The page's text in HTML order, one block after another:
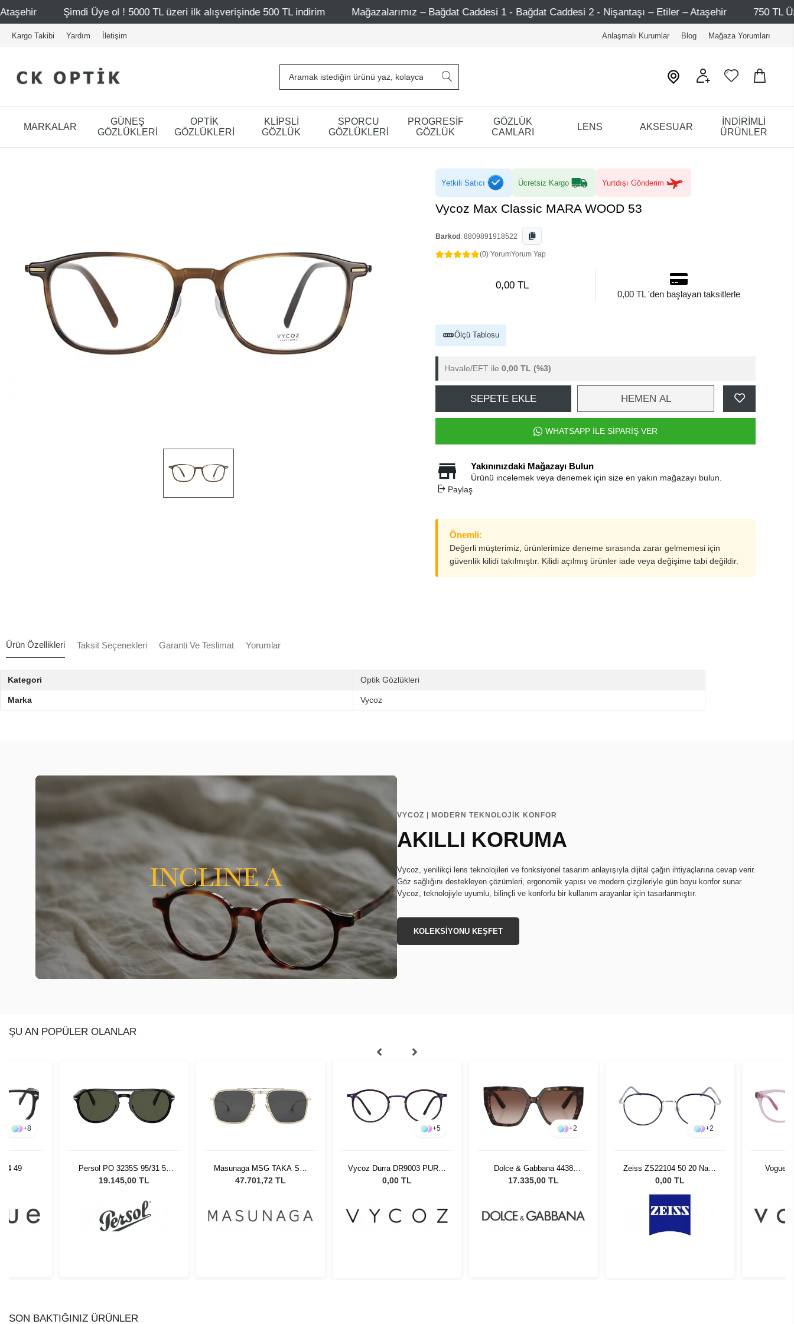
Üye ol ! 5000 TL üzeri ilk alışverişinde 500 TL indirim Mağazalarımız – Bağdat Caddesi 1 - Bağdat Caddesi 2 - Nişantaşı – Etiler – Ataşehir 750 TL Üzeri
Kargo Takibi Yardım İletişim Anlaşmalı Kurumlar Blog Mağaza Yorumları
MARKALAR
GÜNEŞ
GÖZLÜKLERİ
OPTİK
GÖZLÜKLERİ
KLİPSLİ
GÖZLÜK
SPORCU
GÖZLÜKLERİ
PROGRESİF
GÖZLÜK
GÖZLÜK
CAMLARI
LENS AKSESUAR
İNDİRİMLİ
ÜRÜNLER
Yetkili Satıcı Ücretsiz Kargo Yurtdışı Gönderim
Vycoz Max Classic MARA WOOD 53
Barkod : 8809891918522
(0) YorumYorum Yap
0,00 TL
0,00 TL 'den başlayan taksitlerle
Ölçü Tablosu
Havale/EFT ile 0,00 TL (%3)
SEPETE EKLE HEMEN AL
WHATSAPP İLE SİPARİŞ VER
Yakınınızdaki Mağazayı Bulun
Ürünü incelemek veya denemek için size en yakın mağazayı bulun.
Paylaş
Önemli:
Değerli müşterimiz, ürünlerimize deneme sırasında zarar gelmemesi için
güvenlik kilidi takılmıştır. Kilidi açılmış ürünler iade veya değişime tabi değildir.
Ürün Özellikleri Taksit Seçenekleri Garanti Ve Teslimat Yorumlar
Kategori Optik Gözlükleri
Marka Vycoz
VYCOZ | MODERN TEKNOLOJİK KONFOR
AKILLI KORUMA
Vycoz, yenilikçi lens teknolojileri ve fonksiyonel tasarım anlayışıyla dijital çağın ihtiyaçlarına cevap verir.
Göz sağlığını destekleyen çözümleri, ergonomik yapısı ve modern çizgileriyle gün boyu konfor sunar.
Vycoz, teknolojiyle uyumlu, bilinçli ve konforlu bir kullanım arayanlar için tasarlanmıştır.
KOLEKSİYONU KEŞFET
ŞU AN POPÜLER OLANLAR
31 55
Masunaga MSG TAKA S31
18 - 53 Unisex Güneş
47.701,72 TL
Vycoz Durra DR9003 PUR-H
İnlay 47-21
0,00 TL
+2
Dolce & Gabbana 4438
502/13 Kadın Güneş
17.335,00 TL
+2
Zeiss ZS22104 50 20 Navy
Tortoise Silver 460
0,00 TL
+2
Vogue VY 2013 2866 47
0,00 TL
David
SON BAKTIĞINIZ ÜRÜNLER